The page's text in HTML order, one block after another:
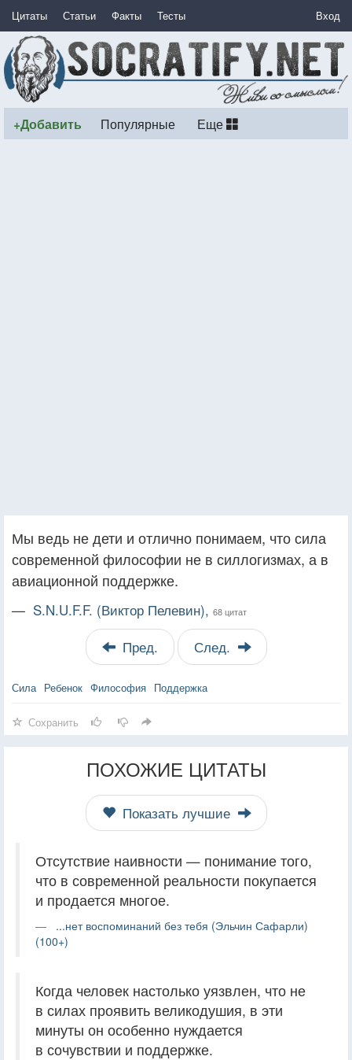
Цитаты Статьи Факты Тесты Вход
+Добавить Популярные Еще
Мы ведь не дети и отлично понимаем, что сила
современной философии не в силлогизмах, а в
авиационной поддержке.
— S.N.U.F.F. (Виктор Пелевин), 68 цитат
Пред. След.
Сила Ребенок Философия Поддержка
Сохранить
ПОХОЖИЕ ЦИТАТЫ
Показать лучшие
Отсутствие наивности — понимание того,
что в современной реальности покупается
и продается многое.
...нет воспоминаний без тебя (Эльчин Сафарли)
(100+)
Когда человек настолько уязвлен, что не
в силах проявить великодушия, в эти
минуты он особенно нуждается
в сочувствии и поддержке.